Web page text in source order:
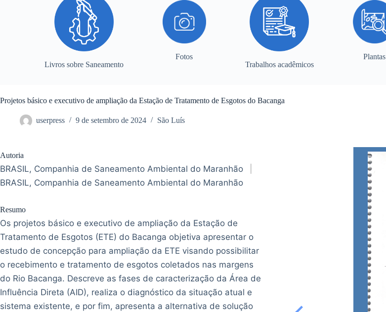
Livros sobre Saneamento
Fotos
Trabalhos acadêmicos
Plantas
Projetos básico e executivo de ampliação da Estação de Tratamento de Esgotos do Bacanga
userpress 9 de setembro de 2024 São Luís
Autoria
BRASIL, Companhia de Saneamento Ambiental do Maranhão
BRASIL, Companhia de Saneamento Ambiental do Maranhão
Resumo
Os projetos básico e executivo de ampliação da Estação de
Tratamento de Esgotos (ETE) do Bacanga objetiva apresentar o
estudo de concepção para ampliação da ETE visando possibilitar
o recebimento e tratamento de esgotos coletados nas margens
do Rio Bacanga. Descreve as fases de caracterização da Área de
Influência Direta (AID), realiza o diagnóstico da situação atual e
sistema existente, e por fim, apresenta a alternativa de solução